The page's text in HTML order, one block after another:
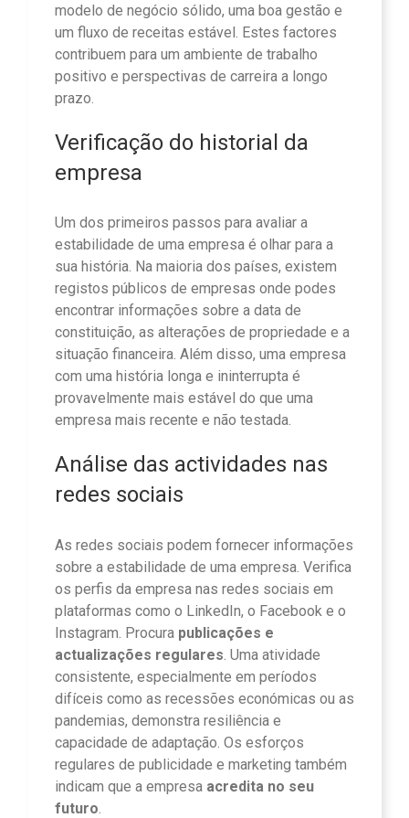
modelo de negócio sólido, uma boa gestão e
um fluxo de receitas estável. Estes factores
contribuem para um ambiente de trabalho
positivo e perspectivas de carreira a longo
prazo.
Verificação do historial da
empresa
Um dos primeiros passos para avaliar a
estabilidade de uma empresa é olhar para a
sua história. Na maioria dos países, existem
registos públicos de empresas onde podes
encontrar informações sobre a data de
constituição, as alterações de propriedade e a
situação financeira. Além disso, uma empresa
com uma história longa e ininterrupta é
provavelmente mais estável do que uma
empresa mais recente e não testada.
Análise das actividades nas
redes sociais
As redes sociais podem fornecer informações
sobre a estabilidade de uma empresa. Verifica
os perfis da empresa nas redes sociais em
plataformas como o LinkedIn, o Facebook e o
Instagram. Procura publicações e
actualizações regulares . Uma atividade
consistente, especialmente em períodos
difíceis como as recessões económicas ou as
pandemias, demonstra resiliência e
capacidade de adaptação. Os esforços
regulares de publicidade e marketing também
indicam que a empresa acredita no seu
futuro